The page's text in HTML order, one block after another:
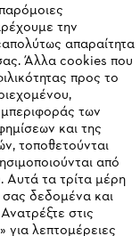
την
απαραίτητα
Άλλα cookies που
προς το
των
και της
τοποθετούνται
από
Αυτά τα τρίτα μέρη
σας δεδομένα και
στις
για λεπτομέρειες